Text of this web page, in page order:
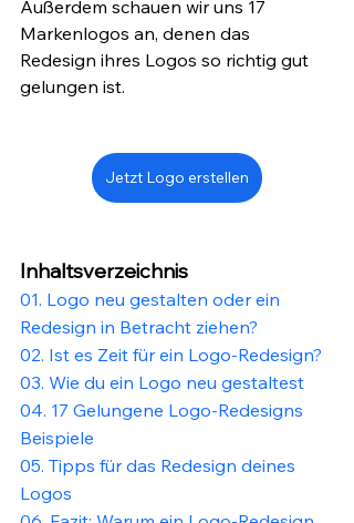
Außerdem schauen wir uns 17
Markenlogos an, denen das
Redesign ihres Logos so richtig gut
gelungen ist.
Jetzt Logo erstellen
Inhaltsverzeichnis
01. Logo neu gestalten oder ein
Redesign in Betracht ziehen?
02. Ist es Zeit für ein Logo-Redesign?
03. Wie du ein Logo neu gestaltest
04. 17 Gelungene Logo-Redesigns
Beispiele
05. Tipps für das Redesign deines
Logos